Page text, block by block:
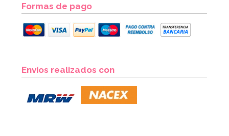
Formas de pago
Envíos realizados con